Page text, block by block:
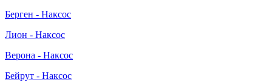
Берген - Наксос
Лион - Наксос
Верона - Наксос
Бейрут - Наксос